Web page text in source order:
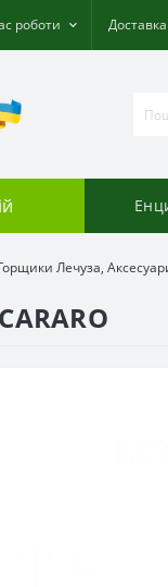
роботи Доставка
Лечуза,